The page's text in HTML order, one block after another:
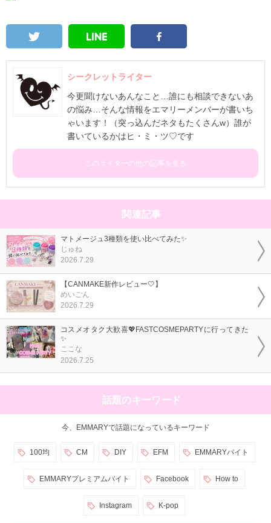
シークレットライター
今更聞けないあんなこと…誰にも相談できないあ
の悩み…そんな情報をエマリーメンバーが書いち
ゃいます！（突っ込んだネタもたくさんw）誰が
書いているかはヒ・ミ・ツ♡です
このライターの他の記事を見る
関連記事
マトメージュ3種類を使い比べてみた✨
じゅね
2026.7.29
【CANMAKE新作レビュー🤍】
めいごん
2026.7.29
コスメオタク大歓喜💖FASTCOSMEPARTYに行ってきた
✨
ここな
2026.7.25
話題のキーワード
今、EMMARYで話題になっているキーワード
100均 CM DIY EFM EMMARYバイト
EMMARYプレミアムバイト Facebook How to
Instagram K-pop